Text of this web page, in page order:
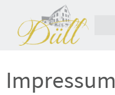
Impressum
Impressum